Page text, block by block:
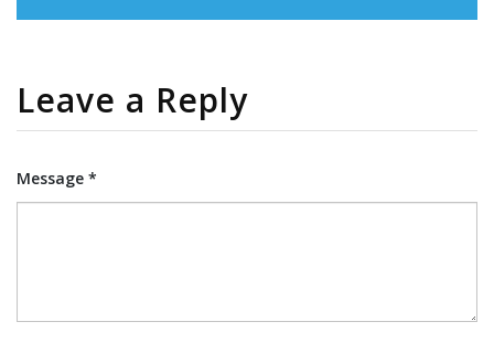
Leave a Reply
Message *